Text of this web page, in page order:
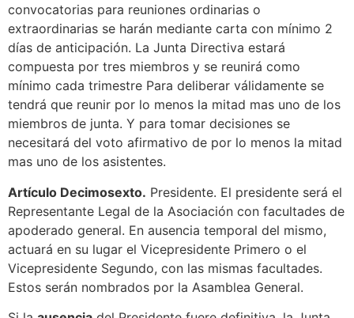
convocatorias para reuniones ordinarias o
extraordinarias se harán mediante carta con mínimo 2
días de anticipación. La Junta Directiva estará
compuesta por tres miembros y se reunirá como
mínimo cada trimestre Para deliberar válidamente se
tendrá que reunir por lo menos la mitad mas uno de los
miembros de junta. Y para tomar decisiones se
necesitará del voto afirmativo de por lo menos la mitad
mas uno de los asistentes.
Artículo Decimosexto. Presidente. El presidente será el
Representante Legal de la Asociación con facultades de
apoderado general. En ausencia temporal del mismo,
actuará en su lugar el Vicepresidente Primero o el
Vicepresidente Segundo, con las mismas facultades.
Estos serán nombrados por la Asamblea General.